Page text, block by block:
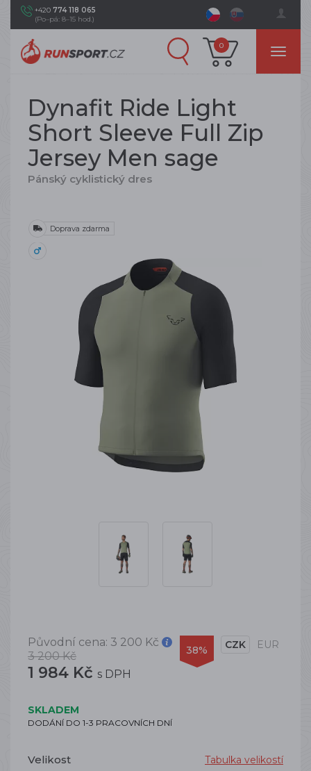
+420 774 118 065
(Po–pá: 8–15 hod.)
0
Dynafit Ride Light
Short Sleeve Full Zip
Jersey Men sage
Pánský cyklistický dres
Doprava zdarma
Původní cena: 3 200 Kč
3 200 Kč
1 984 Kč s DPH
38% CZK EUR
SKLADEM
DODÁNÍ DO 1-3 PRACOVNÍCH DNÍ
Velikost Tabulka velikostí